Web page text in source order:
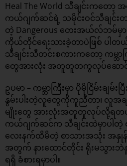
Heal The World သီချင်းကတေ
ကယ်ဂျက်ဆင်ရဲ့ သမိုင်းဝင်သီချင်းတ
တဲ့ Dangerous တေးအယ်လ်ဘမ်မှ
ကိုယ်တိုင်ရေးသားခဲ့တာပဲဖြစ် ပါတယ်
သီချင်းသီတင်းစကားကတော့ ကမ္ဘာ
တွေအားလုံး အတူတူတကွလုပ်ဆော
ဥပမာ – ကမ္ဘာကြီးမှာ ပိုမိုငြိမ်းချမ်း
နွမ်းပါးတဲ့လူတွေကိုကူညီတာ၊ လူအချ
မျိုးတွေ အားလုံးအတူတူလုပ်လို့ရတ
ကယ်ဂျက်ဆင်က သီချင်းထဲမှာပါတဲ့
လေးနက်ထိမိတဲ့ စာသားအသုံး အနှုန်
အတွက် နားထောင်တိုင်း ရိုးမသွား
ရရှိ ခံစားရမှာပါ။